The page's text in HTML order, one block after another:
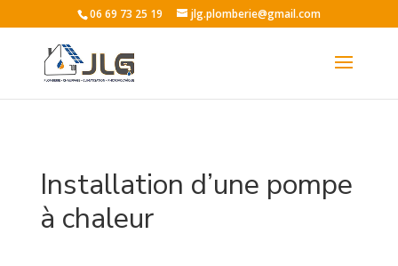
06 69 73 25 19 jlg.plomberie@gmail.com
Installation d’une pompe
à chaleur